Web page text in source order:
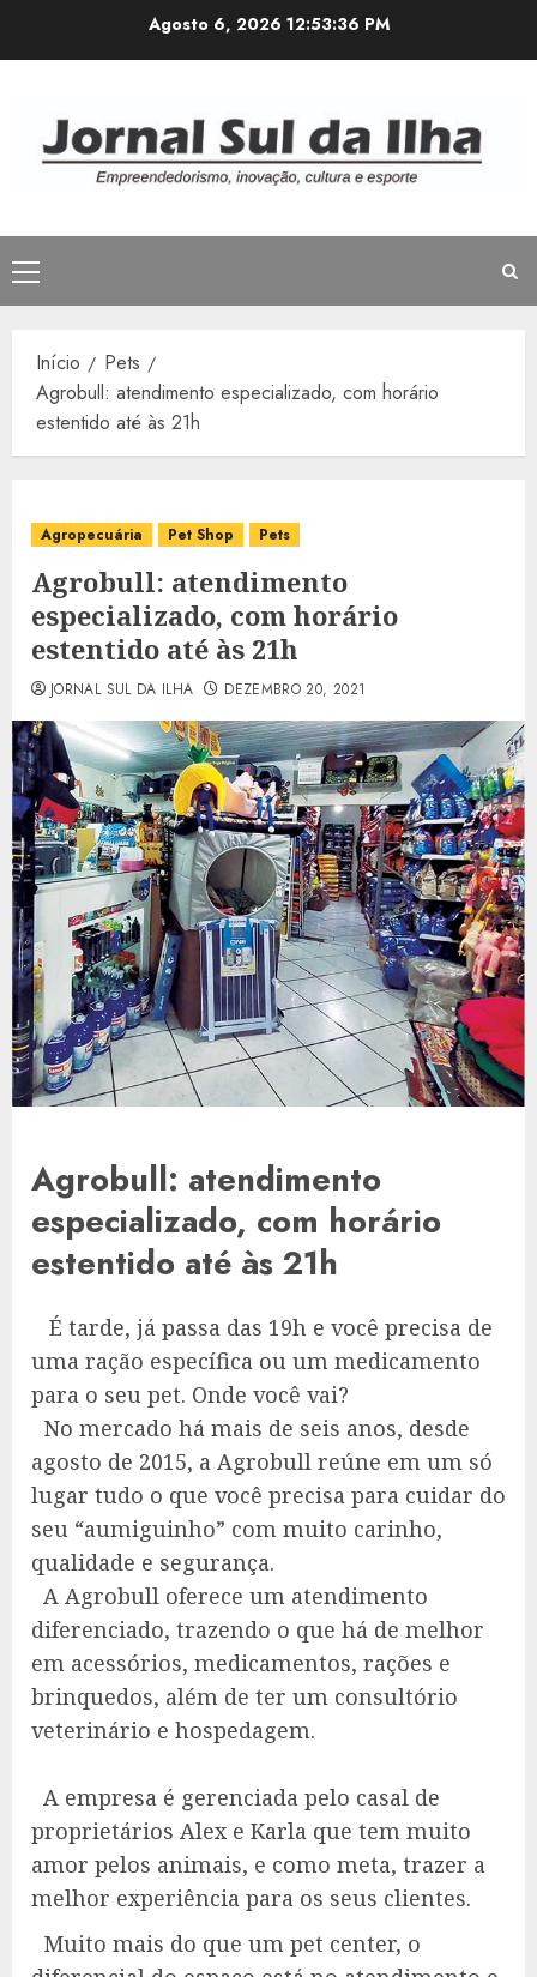
Agosto 6, 202612:53:37 PM
Menu
principal
Início
Pets
Agrobull: atendimento especializado, com horário
estentido até às 21h
Agropecuária Pet Shop Pets
Agrobull: atendimento
especializado, com horário
estentido até às 21h
JORNAL SUL DA ILHA DEZEMBRO 20, 2021
Agrobull: atendimento
especializado, com horário
estentido até às 21h
É tarde, já passa das 19h e você precisa de
uma ração específica ou um medicamento
para o seu pet. Onde você vai?
No mercado há mais de seis anos, desde
agosto de 2015, a Agrobull reúne em um só
lugar tudo o que você precisa para cuidar do
seu “aumiguinho” com muito carinho,
qualidade e segurança.
A Agrobull oferece um atendimento
diferenciado, trazendo o que há de melhor
em acessórios, medicamentos, rações e
brinquedos, além de ter um consultório
veterinário e hospedagem.
A empresa é gerenciada pelo casal de
proprietários Alex e Karla que tem muito
amor pelos animais, e como meta, trazer a
melhor experiência para os seus clientes.
Muito mais do que um pet center, o